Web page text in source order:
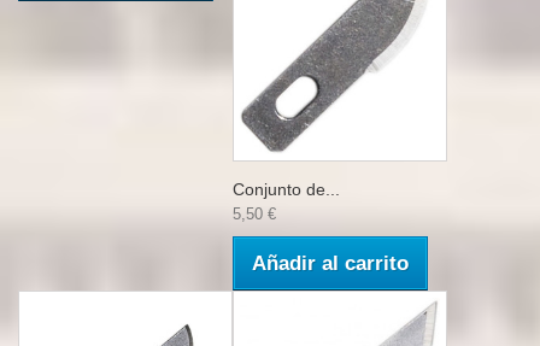
Conjunto de...
5,50 €
Añadir al carrito